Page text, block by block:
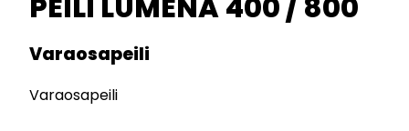
PEILI LUMENA 400 / 800
Varaosapeili
Varaosapeili